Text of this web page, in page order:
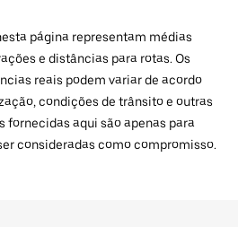
página representam médias
e distâncias para rotas. Os
reais podem variar de acordo
condições de trânsito e outras
fornecidas aqui são apenas para
consideradas como compromisso.